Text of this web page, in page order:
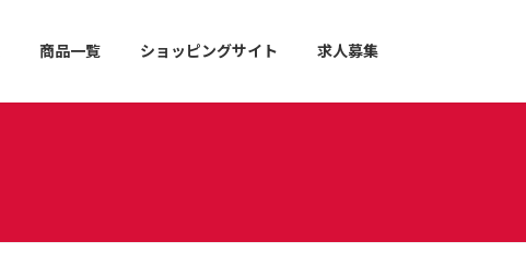
商品一覧 ショッピングサイト 求人募集